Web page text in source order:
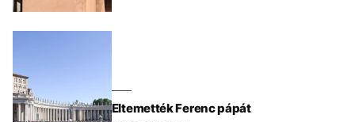
Eltemették Ferenc pápát